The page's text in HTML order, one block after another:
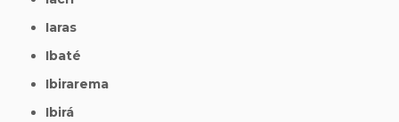
Iaras
Ibaté
Ibirarema
Ibirá